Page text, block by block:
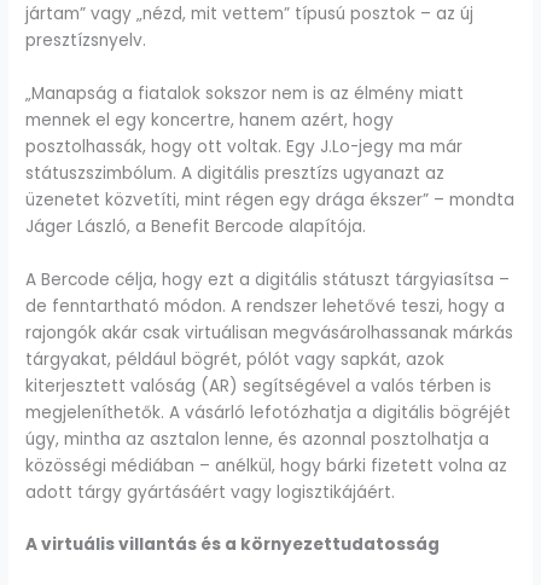
jártam” vagy „nézd, mit vettem” típusú posztok – az új
presztízsnyelv.
„Manapság a fiatalok sokszor nem is az élmény miatt
mennek el egy koncertre, hanem azért, hogy
posztolhassák, hogy ott voltak. Egy J.Lo-jegy ma már
státuszszimbólum. A digitális presztízs ugyanazt az
üzenetet közvetíti, mint régen egy drága ékszer” – mondta
Jáger László, a Benefit Bercode alapítója.
A Bercode célja, hogy ezt a digitális státuszt tárgyiasítsa –
de fenntartható módon. A rendszer lehetővé teszi, hogy a
rajongók akár csak virtuálisan megvásárolhassanak márkás
tárgyakat, például bögrét, pólót vagy sapkát, azok
kiterjesztett valóság (AR) segítségével a valós térben is
megjeleníthetők. A vásárló lefotózhatja a digitális bögréjét
úgy, mintha az asztalon lenne, és azonnal posztolhatja a
közösségi médiában – anélkül, hogy bárki fizetett volna az
adott tárgy gyártásáért vagy logisztikájáért.
A virtuális villantás és a környezettudatosság